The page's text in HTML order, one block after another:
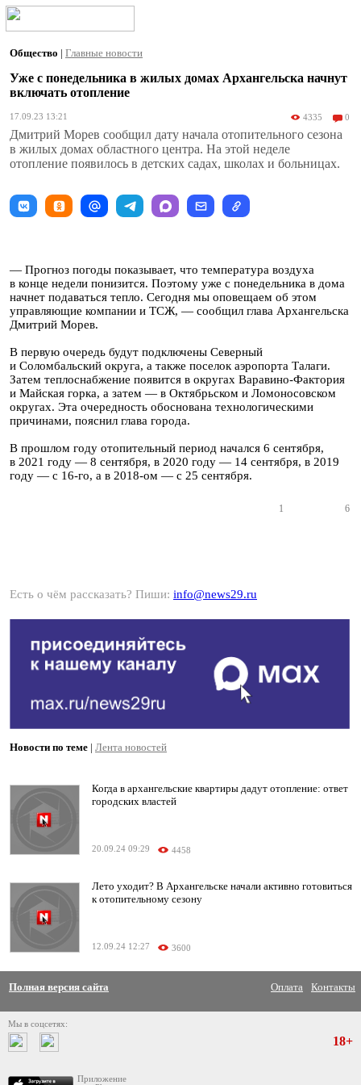
Общество | Главные новости
Уже с понедельника в жилых домах Архангельска начнут
включать отопление
17.09.23 13:21 4335 0
Дмитрий Морев сообщил дату начала отопительного сезона
в жилых домах областного центра. На этой неделе
отопление появилось в детских садах, школах и больницах.
— Прогноз погоды показывает, что температура воздуха
в конце недели понизится. Поэтому уже с понедельника в дома
начнет подаваться тепло. Сегодня мы оповещаем об этом
управляющие компании и ТСЖ, — сообщил глава Архангельска
Дмитрий Морев.
В первую очередь будут подключены Северный
и Соломбальский округа, а также поселок аэропорта Талаги.
Затем теплоснабжение появится в округах Варавино-Фактория
и Майская горка, а затем — в Октябрьском и Ломоносовском
округах. Эта очередность обоснована технологическими
причинами, пояснил глава города.
В прошлом году отопительный период начался 6 сентября,
в 2021 году — 8 сентября, в 2020 году — 14 сентября, в 2019
году — с 16-го, а в 2018-ом — с 25 сентября.
1 6
Есть о чём рассказать? Пиши: info@news29.ru
Новости по теме | Лента новостей
Когда в архангельские квартиры дадут отопление: ответ
городских властей
20.09.24 09:29 4458
Лето уходит? В Архангельске начали активно готовиться
к отопительному сезону
12.09.24 12:27 3600
Полная версия сайта Оплата Контакты
Мы в соцсетях:
Приложение
18+